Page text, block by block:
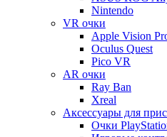
Nintendo
VR очки
Apple Vision
Oculus Quest
Pico VR
AR очки
Ray Ban
Xreal
Аксессуары для
Очки